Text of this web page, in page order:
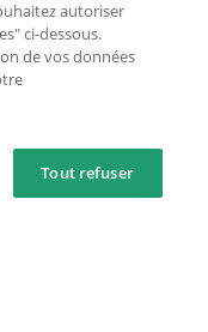
autoriser
ci-dessous.
de vos données
Tout refuser